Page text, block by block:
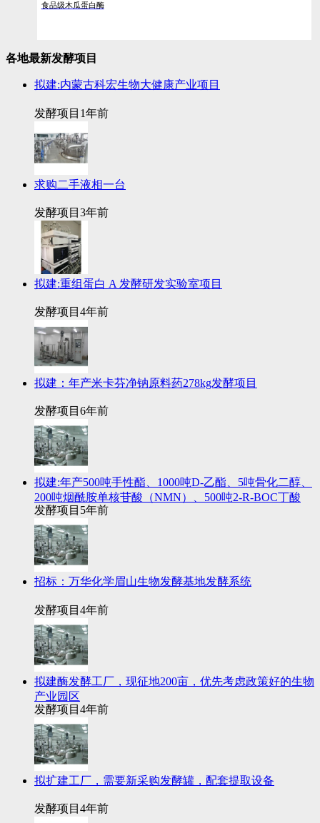
食品级木瓜蛋白酶
各地最新发酵项目
拟建:内蒙古科宏生物大健康产业项目
发酵项目 1年前
求购二手液相一台
发酵项目 3年前
拟建:重组蛋白 A 发酵研发实验室项目
发酵项目 4年前
拟建：年产米卡芬净钠原料药278kg发酵项目
发酵项目 6年前
拟建:年产500吨手性酯、1000吨D-乙酯、5吨骨化二醇、
200吨烟酰胺单核苷酸（NMN）、500吨2-R-BOC丁酸
发酵项目 5年前
招标：万华化学眉山生物发酵基地发酵系统
发酵项目 4年前
拟建酶发酵工厂，现征地200亩，优先考虑政策好的生物
产业园区
发酵项目 4年前
拟扩建工厂，需要新采购发酵罐，配套提取设备
发酵项目 4年前